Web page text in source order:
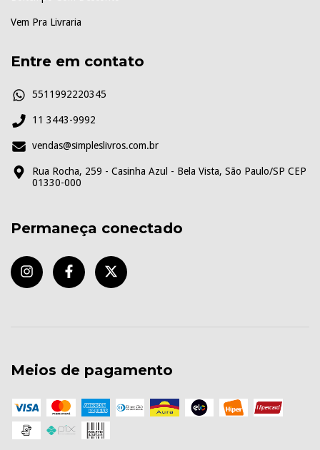
Vem Pra Livraria
Entre em contato
5511992220345
11 3443-9992
vendas@simpleslivros.com.br
Rua Rocha, 259 - Casinha Azul - Bela Vista, São Paulo/SP CEP
01330-000
Permaneça conectado
Meios de pagamento